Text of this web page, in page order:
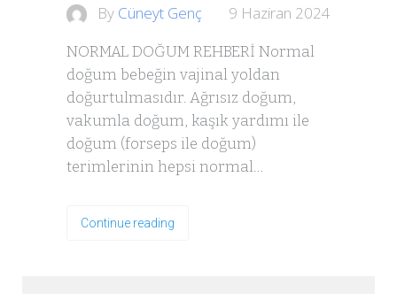
By Cüneyt Genç 9 Haziran 2024
NORMAL DOĞUM REHBERİ Normal
doğum bebeğin vajinal yoldan
doğurtulmasıdır. Ağrısız doğum,
vakumla doğum, kaşık yardımı ile
doğum (forseps ile doğum)
terimlerinin hepsi normal…
Continue reading